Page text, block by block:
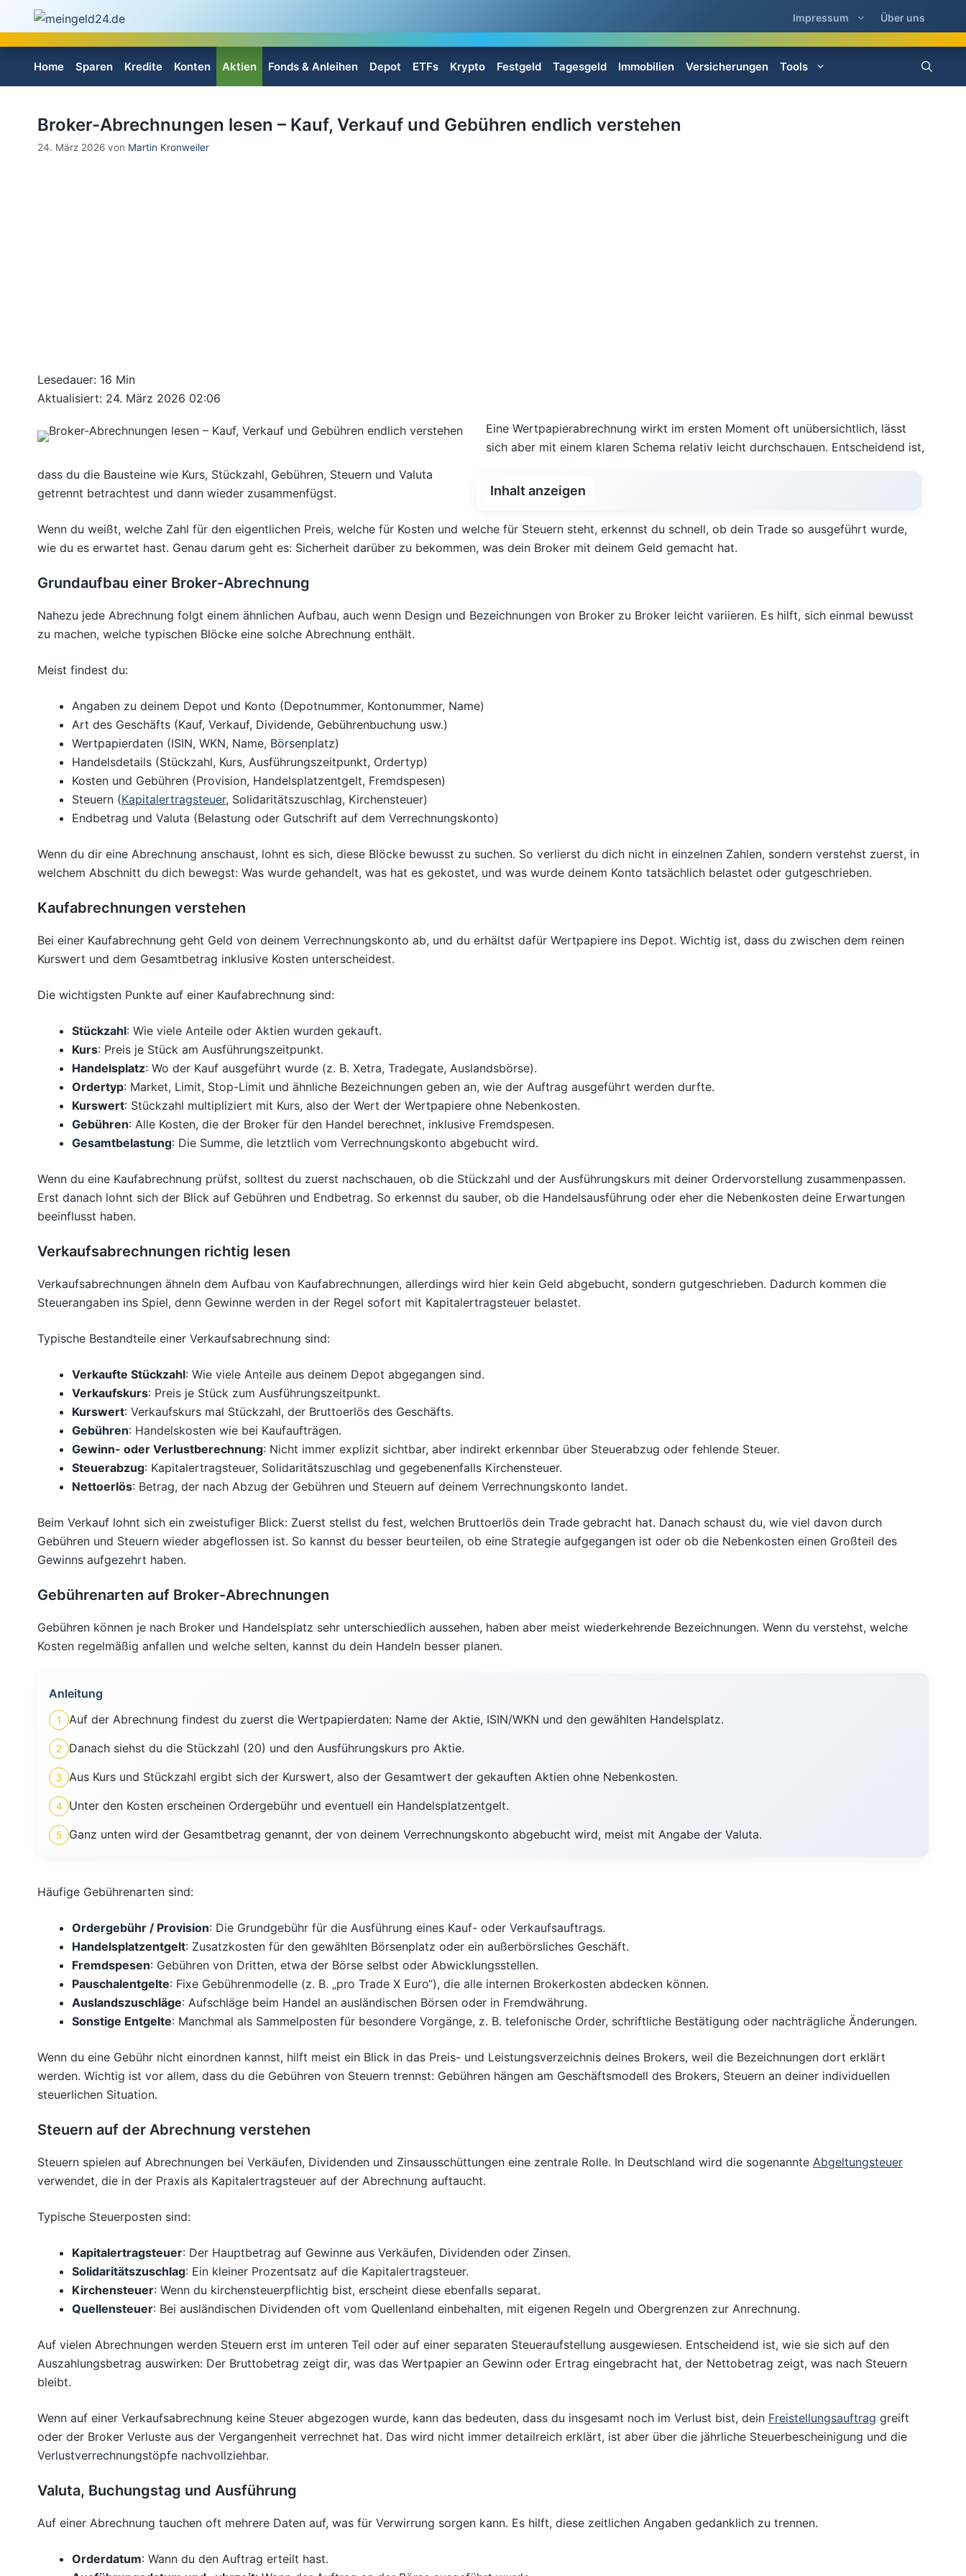
springen
Impressum Über uns
Home Sparen Kredite Konten Aktien Fonds & Anleihen Depot ETFs Krypto Festgeld Tagesgeld Immobilien Versicherungen Tools
Broker-Abrechnungen lesen – Kauf, Verkauf und Gebühren endlich verstehen
24. März 2026 von Martin Kronweiler
Lesedauer: 16 Min
Aktualisiert: 24. März 2026 02:06
Inhalt anzeigen
Eine Wertpapierabrechnung wirkt im ersten Moment oft unübersichtlich, lässt
sich aber mit einem klaren Schema relativ leicht durchschauen. Entscheidend ist,
dass du die Bausteine wie Kurs, Stückzahl, Gebühren, Steuern und Valuta
getrennt betrachtest und dann wieder zusammenfügst.
Wenn du weißt, welche Zahl für den eigentlichen Preis, welche für Kosten und welche für Steuern steht, erkennst du schnell, ob dein Trade so ausgeführt wurde,
wie du es erwartet hast. Genau darum geht es: Sicherheit darüber zu bekommen, was dein Broker mit deinem Geld gemacht hat.
Grundaufbau einer Broker-Abrechnung
Nahezu jede Abrechnung folgt einem ähnlichen Aufbau, auch wenn Design und Bezeichnungen von Broker zu Broker leicht variieren. Es hilft, sich einmal bewusst
zu machen, welche typischen Blöcke eine solche Abrechnung enthält.
Meist findest du:
Angaben zu deinem Depot und Konto (Depotnummer, Kontonummer, Name)
Art des Geschäfts (Kauf, Verkauf, Dividende, Gebührenbuchung usw.)
Wertpapierdaten (ISIN, WKN, Name, Börsenplatz)
Handelsdetails (Stückzahl, Kurs, Ausführungszeitpunkt, Ordertyp)
Kosten und Gebühren (Provision, Handelsplatzentgelt, Fremdspesen)
Steuern (Kapitalertragsteuer, Solidaritätszuschlag, Kirchensteuer)
Endbetrag und Valuta (Belastung oder Gutschrift auf dem Verrechnungskonto)
Wenn du dir eine Abrechnung anschaust, lohnt es sich, diese Blöcke bewusst zu suchen. So verlierst du dich nicht in einzelnen Zahlen, sondern verstehst zuerst, in
welchem Abschnitt du dich bewegst: Was wurde gehandelt, was hat es gekostet, und was wurde deinem Konto tatsächlich belastet oder gutgeschrieben.
Kaufabrechnungen verstehen
Bei einer Kaufabrechnung geht Geld von deinem Verrechnungskonto ab, und du erhältst dafür Wertpapiere ins Depot. Wichtig ist, dass du zwischen dem reinen
Kurswert und dem Gesamtbetrag inklusive Kosten unterscheidest.
Die wichtigsten Punkte auf einer Kaufabrechnung sind:
Stückzahl: Wie viele Anteile oder Aktien wurden gekauft.
Kurs: Preis je Stück am Ausführungszeitpunkt.
Handelsplatz: Wo der Kauf ausgeführt wurde (z. B. Xetra, Tradegate, Auslandsbörse).
Ordertyp: Market, Limit, Stop-Limit und ähnliche Bezeichnungen geben an, wie der Auftrag ausgeführt werden durfte.
Kurswert: Stückzahl multipliziert mit Kurs, also der Wert der Wertpapiere ohne Nebenkosten.
Gebühren: Alle Kosten, die der Broker für den Handel berechnet, inklusive Fremdspesen.
Gesamtbelastung: Die Summe, die letztlich vom Verrechnungskonto abgebucht wird.
Wenn du eine Kaufabrechnung prüfst, solltest du zuerst nachschauen, ob die Stückzahl und der Ausführungskurs mit deiner Ordervorstellung zusammenpassen.
Erst danach lohnt sich der Blick auf Gebühren und Endbetrag. So erkennst du sauber, ob die Handelsausführung oder eher die Nebenkosten deine Erwartungen
beeinflusst haben.
Verkaufsabrechnungen richtig lesen
Verkaufsabrechnungen ähneln dem Aufbau von Kaufabrechnungen, allerdings wird hier kein Geld abgebucht, sondern gutgeschrieben. Dadurch kommen die
Steuerangaben ins Spiel, denn Gewinne werden in der Regel sofort mit Kapitalertragsteuer belastet.
Typische Bestandteile einer Verkaufsabrechnung sind:
Verkaufte Stückzahl: Wie viele Anteile aus deinem Depot abgegangen sind.
Verkaufskurs: Preis je Stück zum Ausführungszeitpunkt.
Kurswert: Verkaufskurs mal Stückzahl, der Bruttoerlös des Geschäfts.
Gebühren: Handelskosten wie bei Kaufaufträgen.
Gewinn- oder Verlustberechnung: Nicht immer explizit sichtbar, aber indirekt erkennbar über Steuerabzug oder fehlende Steuer.
Steuerabzug: Kapitalertragsteuer, Solidaritätszuschlag und gegebenenfalls Kirchensteuer.
Nettoerlös: Betrag, der nach Abzug der Gebühren und Steuern auf deinem Verrechnungskonto landet.
Beim Verkauf lohnt sich ein zweistufiger Blick: Zuerst stellst du fest, welchen Bruttoerlös dein Trade gebracht hat. Danach schaust du, wie viel davon durch
Gebühren und Steuern wieder abgeflossen ist. So kannst du besser beurteilen, ob eine Strategie aufgegangen ist oder ob die Nebenkosten einen Großteil des
Gewinns aufgezehrt haben.
Gebührenarten auf Broker-Abrechnungen
Gebühren können je nach Broker und Handelsplatz sehr unterschiedlich aussehen, haben aber meist wiederkehrende Bezeichnungen. Wenn du verstehst, welche
Kosten regelmäßig anfallen und welche selten, kannst du dein Handeln besser planen.
Anleitung
1 Auf der Abrechnung findest du zuerst die Wertpapierdaten: Name der Aktie, ISIN/WKN und den gewählten Handelsplatz.
2 Danach siehst du die Stückzahl (20) und den Ausführungskurs pro Aktie.
3 Aus Kurs und Stückzahl ergibt sich der Kurswert, also der Gesamtwert der gekauften Aktien ohne Nebenkosten.
4 Unter den Kosten erscheinen Ordergebühr und eventuell ein Handelsplatzentgelt.
5 Ganz unten wird der Gesamtbetrag genannt, der von deinem Verrechnungskonto abgebucht wird, meist mit Angabe der Valuta.
Häufige Gebührenarten sind:
Ordergebühr / Provision: Die Grundgebühr für die Ausführung eines Kauf- oder Verkaufsauftrags.
Handelsplatzentgelt: Zusatzkosten für den gewählten Börsenplatz oder ein außerbörsliches Geschäft.
Fremdspesen: Gebühren von Dritten, etwa der Börse selbst oder Abwicklungsstellen.
Pauschalentgelte: Fixe Gebührenmodelle (z. B. „pro Trade X Euro“), die alle internen Brokerkosten abdecken können.
Auslandszuschläge: Aufschläge beim Handel an ausländischen Börsen oder in Fremdwährung.
Sonstige Entgelte: Manchmal als Sammelposten für besondere Vorgänge, z. B. telefonische Order, schriftliche Bestätigung oder nachträgliche Änderungen.
Wenn du eine Gebühr nicht einordnen kannst, hilft meist ein Blick in das Preis- und Leistungsverzeichnis deines Brokers, weil die Bezeichnungen dort erklärt
werden. Wichtig ist vor allem, dass du die Gebühren von Steuern trennst: Gebühren hängen am Geschäftsmodell des Brokers, Steuern an deiner individuellen
steuerlichen Situation.
Steuern auf der Abrechnung verstehen
Steuern spielen auf Abrechnungen bei Verkäufen, Dividenden und Zinsausschüttungen eine zentrale Rolle. In Deutschland wird die sogenannte Abgeltungsteuer
verwendet, die in der Praxis als Kapitalertragsteuer auf der Abrechnung auftaucht.
Typische Steuerposten sind:
Kapitalertragsteuer: Der Hauptbetrag auf Gewinne aus Verkäufen, Dividenden oder Zinsen.
Solidaritätszuschlag: Ein kleiner Prozentsatz auf die Kapitalertragsteuer.
Kirchensteuer: Wenn du kirchensteuerpflichtig bist, erscheint diese ebenfalls separat.
Quellensteuer: Bei ausländischen Dividenden oft vom Quellenland einbehalten, mit eigenen Regeln und Obergrenzen zur Anrechnung.
Auf vielen Abrechnungen werden Steuern erst im unteren Teil oder auf einer separaten Steueraufstellung ausgewiesen. Entscheidend ist, wie sie sich auf den
Auszahlungsbetrag auswirken: Der Bruttobetrag zeigt dir, was das Wertpapier an Gewinn oder Ertrag eingebracht hat, der Nettobetrag zeigt, was nach Steuern
bleibt.
Wenn auf einer Verkaufsabrechnung keine Steuer abgezogen wurde, kann das bedeuten, dass du insgesamt noch im Verlust bist, dein Freistellungsauftrag greift
oder der Broker Verluste aus der Vergangenheit verrechnet hat. Das wird nicht immer detailreich erklärt, ist aber über die jährliche Steuerbescheinigung und die
Verlustverrechnungstöpfe nachvollziehbar.
Valuta, Buchungstag und Ausführung
Auf einer Abrechnung tauchen oft mehrere Daten auf, was für Verwirrung sorgen kann. Es hilft, diese zeitlichen Angaben gedanklich zu trennen.
Orderdatum: Wann du den Auftrag erteilt hast.